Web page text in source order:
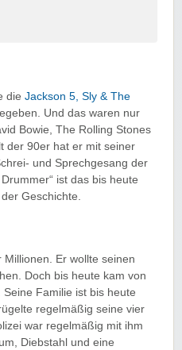
die Jackson 5, Sly & The
Und das waren nur
Bowie, The Rolling Stones
der 90er hat er mit seiner
und Sprechgesang der
ist das bis heute
Geschichte.
Er wollte seinen
Doch bis heute kam von
Familie ist bis heute
regelmäßig seine vier
war regelmäßig mit ihm
Diebstahl und eine